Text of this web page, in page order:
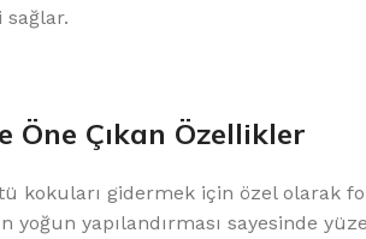
Öne Çıkan Özellikler
kokuları gidermek için özel olarak
yoğun yapılandırması sayesinde